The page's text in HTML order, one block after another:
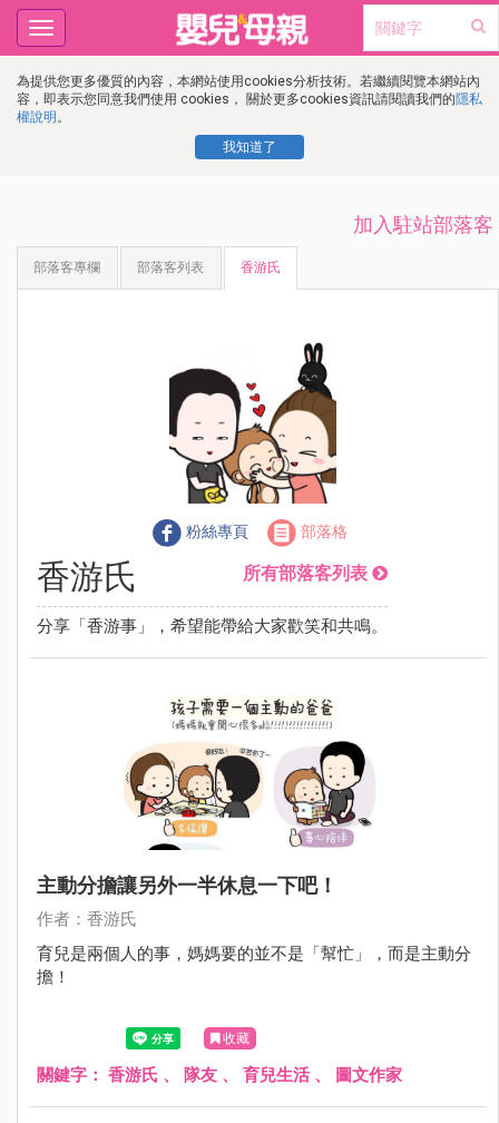
為提供您更多優質的內容，本網站使用cookies分析技術。若繼續閱覽本網站內
容，即表示您同意我們使用 cookies， 關於更多cookies資訊請閱讀我們的隱私
權說明 。
我知道了
Toggle
navigation
加入駐站部落客
部落客專欄 部落客列表 香游氏
粉絲專頁 部落格
香游氏 所有部落客列表
分享「香游事」，希望能帶給大家歡笑和共鳴。
主動分擔讓另外一半休息一下吧！
作者：香游氏
育兒是兩個人的事，媽媽要的並不是「幫忙」，而是主動分
擔！
收藏
關鍵字： 香游氏 、 隊友 、 育兒生活、 圖文作家